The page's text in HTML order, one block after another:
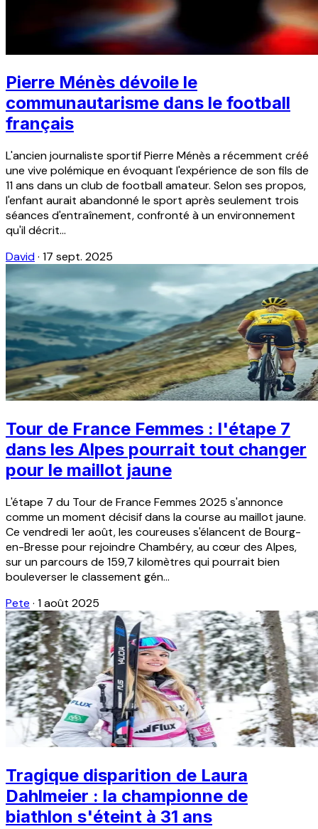
Pierre Ménès dévoile le
communautarisme dans le football
français
L'ancien journaliste sportif Pierre Ménès a récemment créé
une vive polémique en évoquant l'expérience de son fils de
11 ans dans un club de football amateur. Selon ses propos,
l'enfant aurait abandonné le sport après seulement trois
séances d'entraînement, confronté à un environnement
qu'il décrit...
David· 17 sept. 2025
Tour de France Femmes : l'étape 7
dans les Alpes pourrait tout changer
pour le maillot jaune
L'étape 7 du Tour de France Femmes 2025 s'annonce
comme un moment décisif dans la course au maillot jaune.
Ce vendredi 1er août, les coureuses s'élancent de Bourg-
en-Bresse pour rejoindre Chambéry, au cœur des Alpes,
sur un parcours de 159,7 kilomètres qui pourrait bien
bouleverser le classement gén...
Pete · 1 août 2025
Tragique disparition de Laura
Dahlmeier : la championne de
biathlon s'éteint à 31 ans